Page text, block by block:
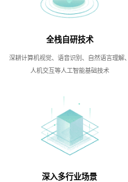
全栈自研技术
深耕计算机视觉、语音识别、自然语言理解、
人机交互等人工智能基础技术
深入多行业场景